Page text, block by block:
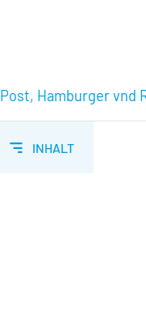
Post, Hamburger vnd
INHALT